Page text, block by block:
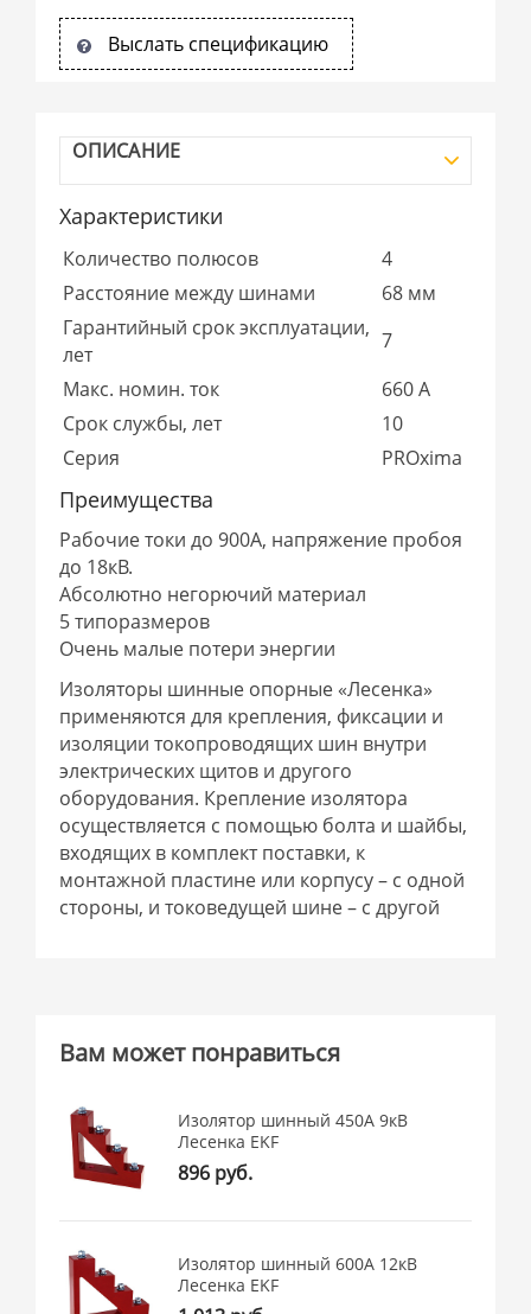
Выслать спецификацию
ОПИСАНИЕ
Характеристики
Количество полюсов
4
Расстояние между шинами
68 мм
Гарантийный срок эксплуатации,
лет
7
Макс. номин. ток
660 А
Срок службы, лет
10
Серия
PROxima
Преимущества
Рабочие токи до 900А, напряжение пробоя
до 18кВ.
Абсолютно негорючий материал
5 типоразмеров
Очень малые потери энергии
Изоляторы шинные опорные «Лесенка»
применяются для крепления, фиксации и
изоляции токопроводящих шин внутри
электрических щитов и другого
оборудования. Крепление изолятора
осуществляется с помощью болта и шайбы,
входящих в комплект поставки, к
монтажной пластине или корпусу – с одной
стороны, и токоведущей шине – с другой
Вам может понравиться
Изолятор шинный 450А 9кВ
Лесенка EKF
896 руб.
Изолятор шинный 600А 12кВ
Лесенка EKF